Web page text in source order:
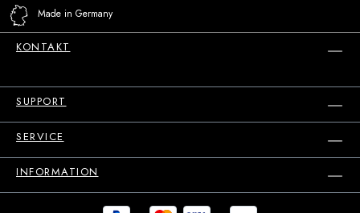
Made in Germany
KONTAKT
SUPPORT
SERVICE
INFORMATION